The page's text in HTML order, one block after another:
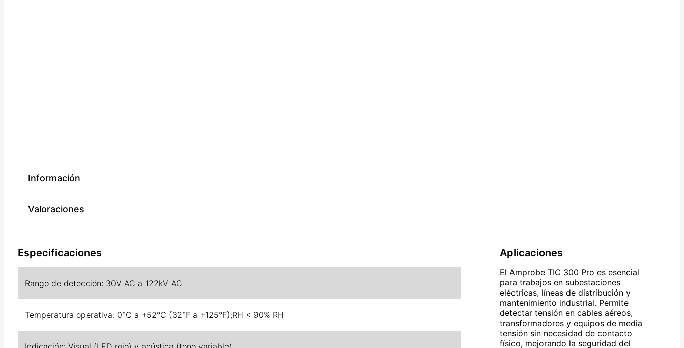
Información
Valoraciones
Especificaciones
Rango de detección: 30V AC a 122kV AC
Temperatura operativa: 0°C a +52°C (32°F a +125°F);RH < 90% RH
Aplicaciones
El Amprobe TIC 300 Pro es esencial
para trabajos en subestaciones
eléctricas, líneas de distribución y
mantenimiento industrial. Permite
detectar tensión en cables aéreos,
transformadores y equipos de media
tensión sin necesidad de contacto
físico, mejorando la seguridad del